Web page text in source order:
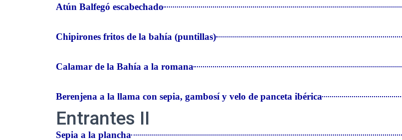
Atún Balfegó escabechado
Chipirones fritos de la bahía (puntillas)
Calamar de la Bahía a la romana
Berenjena a la llama con sepia, gambosí y velo de panceta ibérica
Entrantes II
Sepia a la plancha